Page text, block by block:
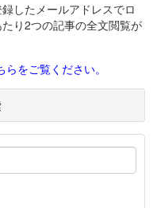
したメールアドレスでロ
り2つの記事の全文閲覧が
をご覧ください。